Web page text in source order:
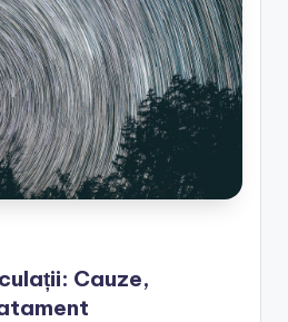
Cauze,